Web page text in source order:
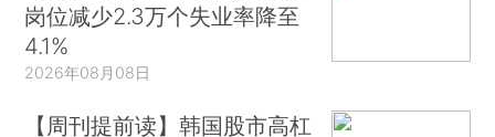
岗位减少2.3万个失业率降至
4.1%
2026年08月08日
【周刊提前读】韩国股市高杠